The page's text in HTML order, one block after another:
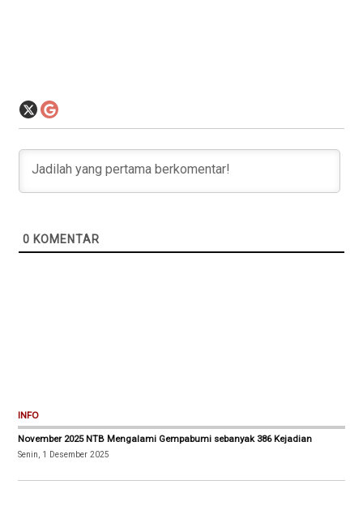
0 KOMENTAR
INFO
November 2025 NTB Mengalami Gempabumi sebanyak 386 Kejadian
Senin, 1 Desember 2025